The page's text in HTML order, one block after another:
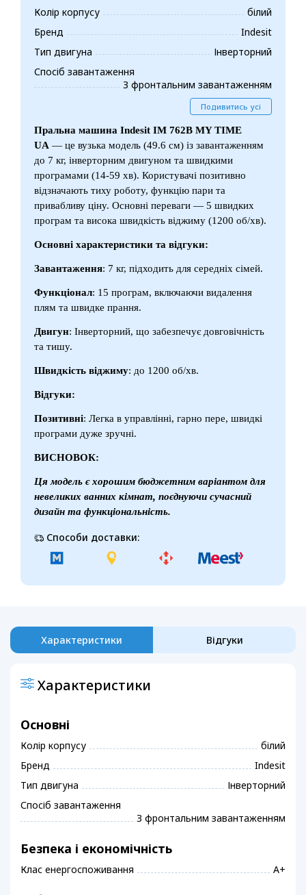
Колір корпусу
білий
Бренд
Indesit
Тип двигуна
Інверторний
Спосіб завантаження
З фронтальним завантаженням
Подивитись усі
Пральна машина Indesit IM 762B MY TIME
UA — це вузька модель (49.6 см) із завантаженням
до 7 кг, інверторним двигуном та швидкими
програмами (14-59 хв). Користувачі позитивно
відзначають тиху роботу, функцію пари та
привабливу ціну. Основні переваги — 5 швидких
програм та висока швидкість віджиму (1200 об/хв).
Основні характеристики та відгуки:
Завантаження: 7 кг, підходить для середніх сімей.
Функціонал: 15 програм, включаючи видалення
плям та швидке прання.
Двигун: Інверторний, що забезпечує довговічність
та тишу.
Швидкість віджиму: до 1200 об/хв.
Відгуки:
Позитивні: Легка в управлінні, гарно пере, швидкі
програми дуже зручні.
ВИСНОВОК:
Ця модель є хорошим бюджетним варіантом для
невеликих ванних кімнат, поєднуючи сучасний
дизайн та функціональність.
Способи доставки:
Характеристики Відгуки
Характеристики
Основні
Колір корпусу
білий
Бренд
Indesit
Тип двигуна
Інверторний
Спосіб завантаження
З фронтальним завантаженням
Безпека і економічність
Клас енергоспоживання A+